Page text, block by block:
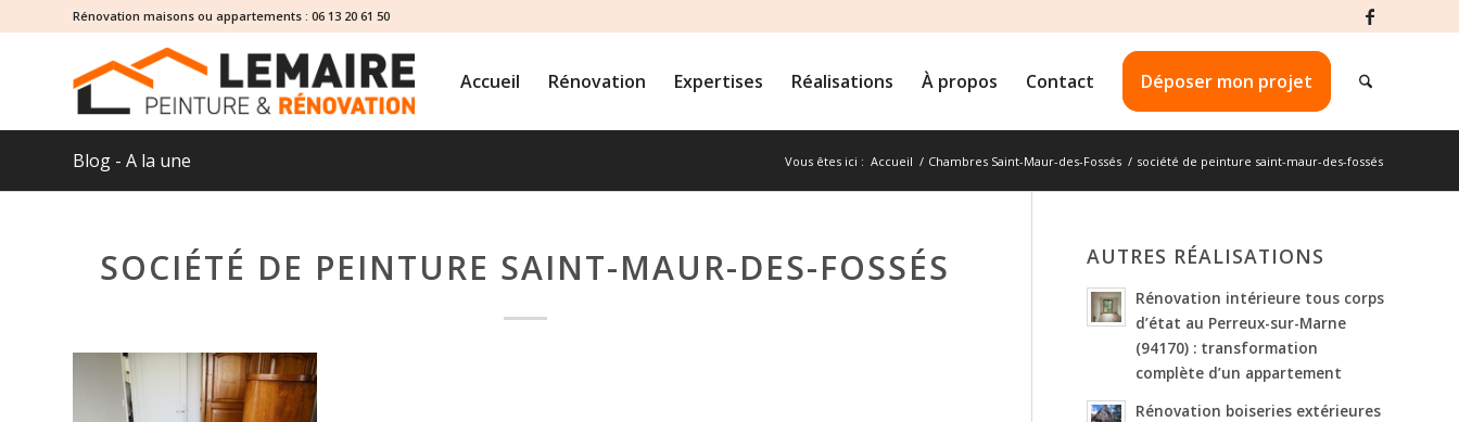
Rénovation maisons ou appartements : 06 13 20 61 50
Accueil Rénovation Expertises Réalisations À propos Contact Déposer mon projet
Blog - A la une Vous êtes ici : Accueil / Chambres Saint-Maur-des-Fossés / société de peinture saint-maur-des-fossés
SOCIÉTÉ DE PEINTURE SAINT-MAUR-DES-FOSSÉS AUTRES RÉALISATIONS
Rénovation intérieure tous corps
d’état au Perreux-sur-Marne
(94170) : transformation
complète d’un appartement
Rénovation boiseries extérieures